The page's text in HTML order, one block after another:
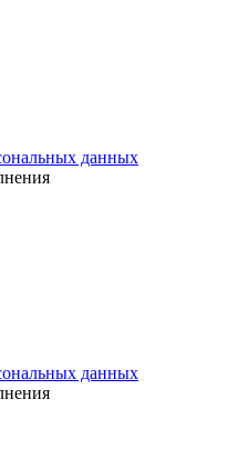
данных
данных